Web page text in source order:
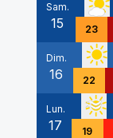
Sam.
15 23
Dim.
16 22
Lun.
17 19